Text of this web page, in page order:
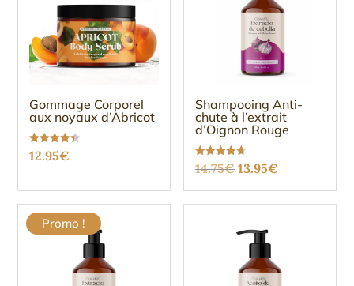
Gommage Corporel
aux noyaux d’Abricot
Note
4.38
12.95€
Shampooing Anti-
chute à l’extrait
d’Oignon Rouge
Note
4.67
14.75€ Le
prix
initial
était :
13.95€
prix
actuel
Promo !